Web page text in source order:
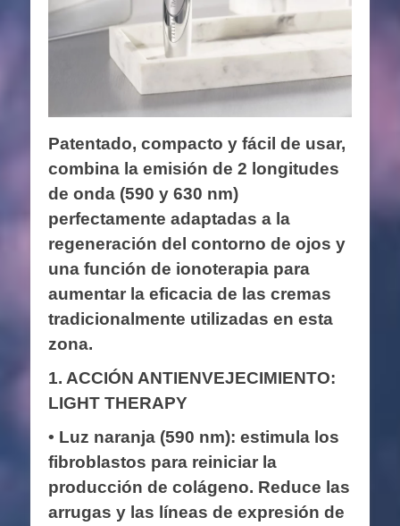
Patentado, compacto y fácil de usar,
combina la emisión de 2 longitudes
de onda (590 y 630 nm)
perfectamente adaptadas a la
regeneración del contorno de ojos y
una función de ionoterapia para
aumentar la eficacia de las cremas
tradicionalmente utilizadas en esta
zona.
1. ACCIÓN ANTIENVEJECIMIENTO:
LIGHT THERAPY
• Luz naranja (590 nm): estimula los
fibroblastos para reiniciar la
producción de colágeno. Reduce las
arrugas y las líneas de expresión de